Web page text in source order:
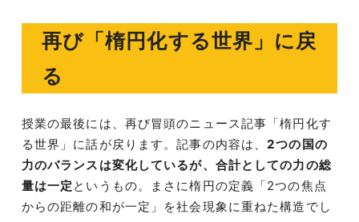
再び「楕円化する世界」に戻
る
授業の最後には、再び冒頭のニュース記事「楕円化す
る世界」に話が戻ります。記事の内容は、2つの国の
力のバランスは変化しているが、合計としての力の総
量は一定 というもの。まさに楕円の定義「2つの焦点
からの距離の和が一定」を社会現象に重ねた構造でし